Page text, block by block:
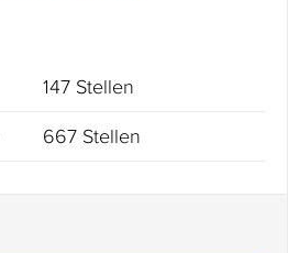
147 Stellen
667 Stellen